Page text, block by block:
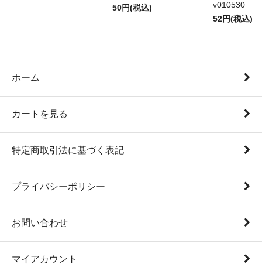
50円(税込)
v010530
52円(税込)
ホーム
カートを見る
特定商取引法に基づく表記
プライバシーポリシー
お問い合わせ
マイアカウント